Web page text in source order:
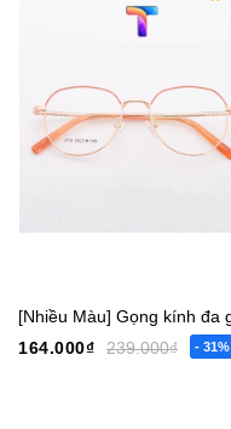
164.000₫
239.000₫ - 31%